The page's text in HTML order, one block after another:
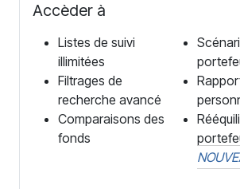
Accèder à
Listes de suivi
illimitées
Filtrages de
recherche avancé
Comparaisons des
fonds